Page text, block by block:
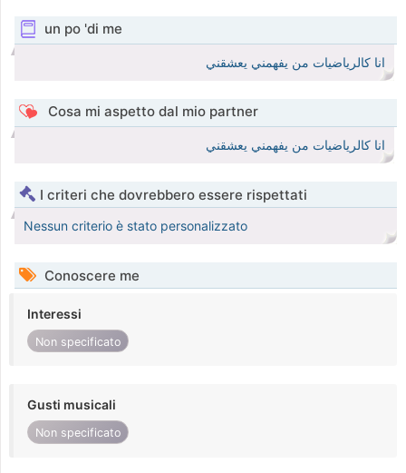
un po 'di me
انا كالرياضيات من يفهمني يعشقني
Cosa mi aspetto dal mio partner
انا كالرياضيات من يفهمني يعشقني
I criteri che dovrebbero essere rispettati
Nessun criterio è stato personalizzato
Conoscere me
Interessi
Non specificato
Gusti musicali
Non specificato